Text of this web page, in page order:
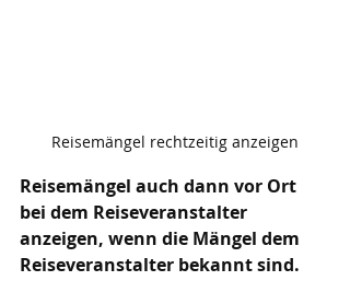
Reisemängel rechtzeitig anzeigen
Reisemängel auch dann vor Ort
bei dem Reiseveranstalter
anzeigen, wenn die Mängel dem
Reiseveranstalter bekannt sind.